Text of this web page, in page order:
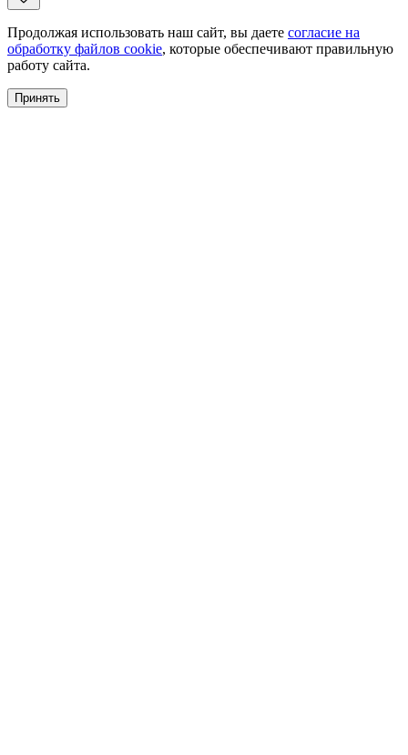
Продолжая использовать наш сайт, вы даете согласие на
обработку файлов cookie, которые обеспечивают правильную
работу сайта.
Принять